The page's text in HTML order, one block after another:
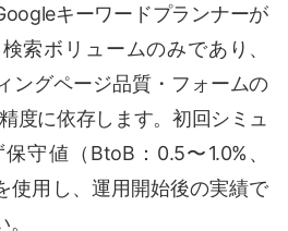
キーワードプランナーが
索ボリュームのみであり、
ングページ品質・フォームの
度に依存します。初回シミュ
守値（BtoB：0.5〜1.0%、
使用し、運用開始後の実績で